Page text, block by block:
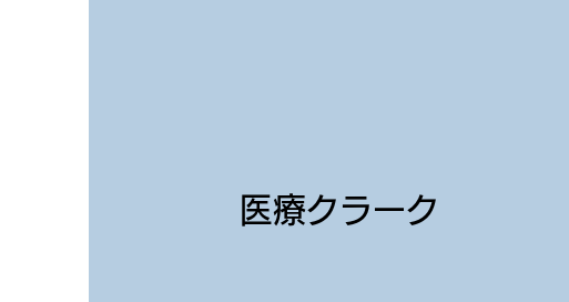
​医療クラーク